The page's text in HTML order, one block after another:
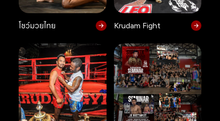
โชว์มวยไทย Krudam Fight